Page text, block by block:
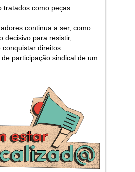
tratados como peças
continua a ser, como
decisivo para resistir,
direitos.
participação sindical de um